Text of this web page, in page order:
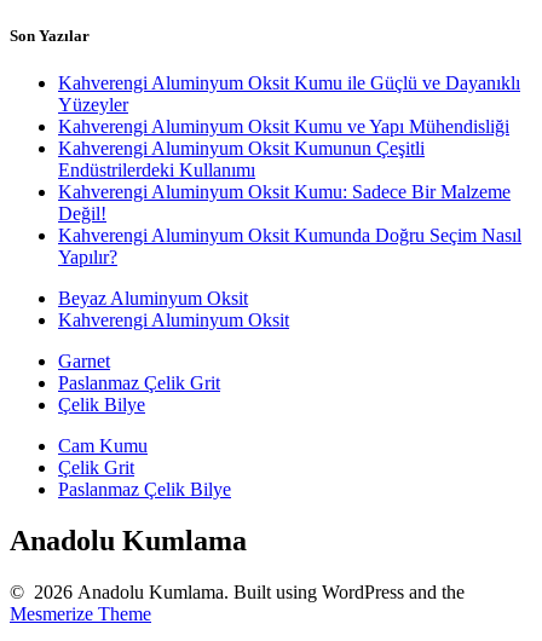
Son Yazılar
Kahverengi Aluminyum Oksit Kumu ile Güçlü ve Dayanıklı
Yüzeyler
Kahverengi Aluminyum Oksit Kumu ve Yapı Mühendisliği
Kahverengi Aluminyum Oksit Kumunun Çeşitli
Endüstrilerdeki Kullanımı
Kahverengi Aluminyum Oksit Kumu: Sadece Bir Malzeme
Değil!
Kahverengi Aluminyum Oksit Kumunda Doğru Seçim Nasıl
Yapılır?
Beyaz Aluminyum Oksit
Kahverengi Aluminyum Oksit
Garnet
Paslanmaz Çelik Grit
Çelik Bilye
Cam Kumu
Çelik Grit
Paslanmaz Çelik Bilye
Anadolu Kumlama
© 2026 Anadolu Kumlama. Built using WordPress and the
Mesmerize Theme